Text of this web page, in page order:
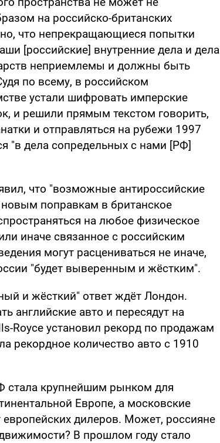
на российско-британских
что непрекращающиеся попытки
[российские] внутренние дела и дела
неприемлемы и должны быть
по всему, в российском
устали шифровать имперские
и решили прямым текстом говорить,
и отправляться на рубежи 1997
"в дела сопредельных с нами [РФ]
что "возможные антироссийские
поправкам в британское
на любое физическое
иначе связанное с российским
могут расцениваться не иначе,
"будет выверенным и жёстким".
и жёсткий" ответ ждёт Лондон.
английские авто и пересядут на
Royce установил рекорд по продажам
рекордное количество авто с 1910
стала крупнейшим рынком для
Европе, а московские
дилеров. Может, россияне
В прошлом году стало